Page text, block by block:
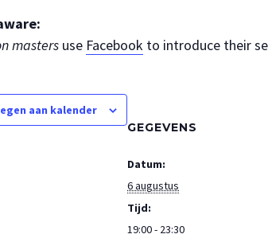
masters use Facebook to introduce their
aan kalender
GEGEVENS
Datum:
6 augustus
Tijd:
19:00 - 23:30